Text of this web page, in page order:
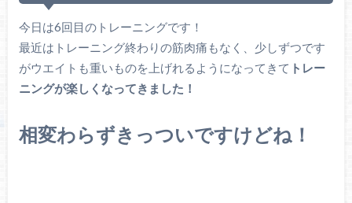
今日は6回目のトレーニングです！
最近はトレーニング終わりの筋肉痛もなく、少しずつです
がウエイトも重いものを上げれるようになってきて トレー
ニングが楽しくなってきました！
相変わらずきっついですけどね！